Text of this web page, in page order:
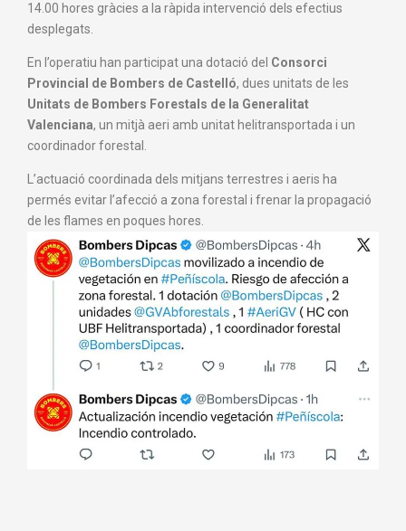
14.00 hores gràcies a la ràpida intervenció dels efectius
desplegats.
En l’operatiu han participat una dotació del Consorci
Provincial de Bombers de Castelló, dues unitats de les
Unitats de Bombers Forestals de la Generalitat
Valenciana, un mitjà aeri amb unitat helitransportada i un
coordinador forestal.
L’actuació coordinada dels mitjans terrestres i aeris ha
permés evitar l’afecció a zona forestal i frenar la propagació
de les flames en poques hores.